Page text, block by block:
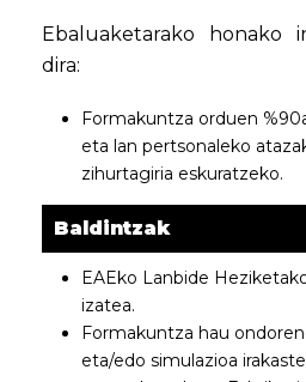
Ebaluaketarako honako
dira:
Formakuntza orduen
eta lan pertsonaleko
zihurtagiria eskuratzeko.
Baldintzak
EAEko Lanbide
izatea.
Formakuntza hau
eta/edo simulazioa